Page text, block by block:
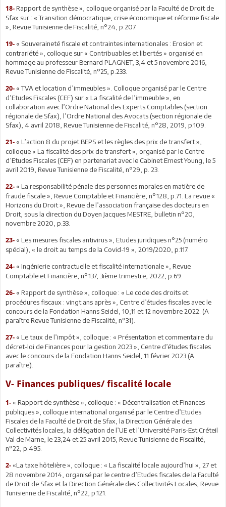
18- Rapport de synthèse », colloque organisé par la Faculté de Droit de
Sfax sur : « Transition démocratique, crise économique et réforme fiscale
», Revue Tunisienne de Fiscalité, n°24, p.207.
19- « Souveraineté fiscale et contraintes internationales : Erosion et
contrariété », colloque sur « Contribuables et libertés » organisé en
hommage au professeur Bernard PLAGNET, 3,4 et 5 novembre 2016,
Revue Tunisienne de Fiscalité, n°25, p.233.
20- « TVA et location d’immeubles ». Colloque organisé par le Centre
d’Etudes Fiscales (CEF) sur « La fiscalité de l’immeuble », en
collaboration avec l’Ordre National des Experts Comptables (section
régionale de Sfax), l’Ordre National des Avocats (section régionale de
Sfax), 4 avril 2018, Revue Tunisienne de Fiscalité, n°28, 2019, p.109.
21- « L’action 8 du projet BEPS et les règles des prix de transfert »,
colloque « La fiscalité des prix de transfert », organisé par le Centre
d’Etudes Fiscales (CEF) en partenariat avec le Cabinet Ernest Young, le 5
avril 2019, Revue Tunisienne de Fiscalité, n°29, p. 23.
22- « La responsabilité pénale des personnes morales en matière de
fraude fiscale », Revue Comptable et Financière, n°128, p.71. La revue «
Horizons du Droit », Revue de l’association française des docteurs en
Droit, sous la direction du Doyen Jacques MESTRE, bulletin n°20,
novembre 2020, p.33.
23- « Les mesures fiscales antivirus », Etudes juridiques n°25 (numéro
spécial), « le droit au temps de la Covid-19 », 2019/2020, p.117.
24- « Ingénierie contractuelle et fiscalité internationale », Revue
Comptable et Financière, n°137, 3ième trimestre, 2022, p.69.
26- « Rapport de synthèse », colloque : « Le code des droits et
procédures fiscaux : vingt ans après », Centre d’études fiscales avec le
concours de la Fondation Hanns Seidel, 10,11 et 12 novembre 2022. (A
paraître Revue Tunisienne de Fiscalité, n°31).
27- « Le taux de l’impôt », colloque : « Présentation et commentaire du
décret-loi de Finances pour la gestion 2023 », Centre d’études fiscales
avec le concours de la Fondation Hanns Seidel, 11 février 2023 (A
paraître).
V- Finances publiques/ fiscalité locale
1- « Rapport de synthèse », colloque : « Décentralisation et Finances
publiques », colloque international organisé par le Centre d’Etudes
Fiscales de la Faculté de Droit de Sfax, la Direction Générale des
Collectivités locales, la délégation de l’UE et l’Université Paris-Est Créteil
Val de Marne, le 23,24 et 25 avril 2015, Revue Tunisienne de Fiscalité,
n°22, p.495.
2- «La taxe hôtelière », colloque : « La fiscalité locale aujourd’hui », 27 et
28 novembre 2014, organisé par le centre d’Etudes fiscales de la Faculté
de Droit de Sfax et la Direction Générale des Collectivités Locales, Revue
Tunisienne de Fiscalité, n°22, p.121.